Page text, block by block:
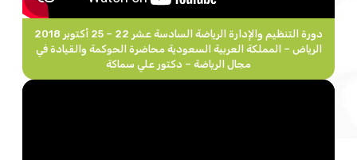
دورة التنظيم والإدارة الرياضة السادسة عشر 22 – 25 أكتوبر 2018
الرياض – المملكة العربية السعودية محاضرة الحوكمة والقيادة في
مجال الرياضة – دكتور علي سماكة